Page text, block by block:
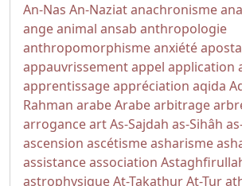
An-Nas An-Naziatanachronisme
angeanimal ansab anthropologie
anthropomorphismeanxiété
appauvrissementappel application
apprentissageappréciation aqida
Rahman arabeArabearbitrage
arroganceartAs-Sajdah as-Sihâh
ascension ascétismeasharisme
assistanceassociation
astrophysiqueAt-TakathurAt-Tur